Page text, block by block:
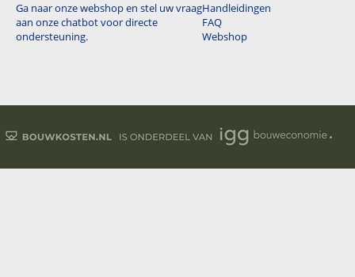
Ga naar onze webshop en stel uw vraag
aan onze chatbot voor directe
ondersteuning.
Handleidingen
FAQ
Webshop